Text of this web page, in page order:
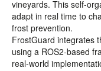
vineyards. This self-
adapt in real time to
frost prevention.
FrostGuard integrates
using a ROS2-based
real-world